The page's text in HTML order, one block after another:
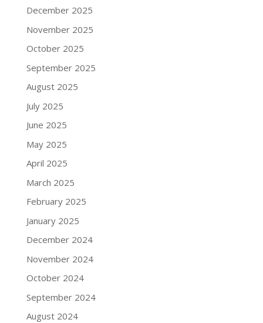
December 2025
November 2025
October 2025
September 2025
August 2025
July 2025
June 2025
May 2025
April 2025
March 2025
February 2025
January 2025
December 2024
November 2024
October 2024
September 2024
August 2024